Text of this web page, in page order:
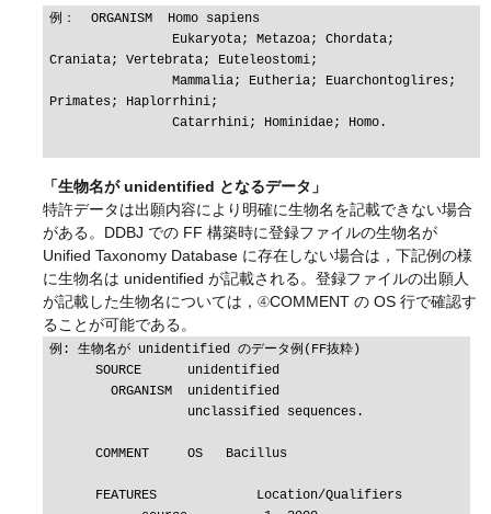
例：  ORGANISM  Homo sapiens
Craniata; Vertebrata; Euteleostomi;
Primates; Haplorrhini;
「生物名が unidentified となるデータ」
特許データは出願内容により明確に生物名を記載できない場合
がある。DDBJ での FF 構築時に登録ファイルの生物名が
Unified Taxonomy Database に存在しない場合は，下記例の様
に生物名は unidentified が記載される。登録ファイルの出願人
が記載した生物名については，④COMMENT の OS 行で確認す
ることが可能である。
例: 生物名が unidentified のデータ例(FF抜粋)